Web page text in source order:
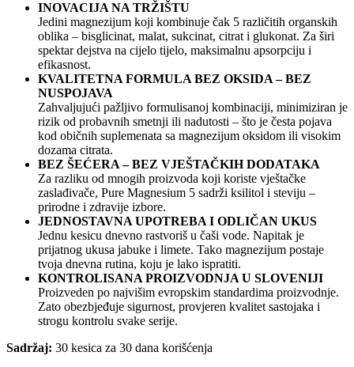
INOVACIJA NA TRŽIŠTU
Jedini magnezijum koji kombinuje čak 5 različitih organskih
oblika – bisglicinat, malat, sukcinat, citrat i glukonat. Za širi
spektar dejstva na cijelo tijelo, maksimalnu apsorpciju i
efikasnost.
KVALITETNA FORMULA BEZ OKSIDA – BEZ
NUSPOJAVA
Zahvaljujući pažljivo formulisanoj kombinaciji, minimiziran je
rizik od probavnih smetnji ili nadutosti – što je česta pojava
kod običnih suplemenata sa magnezijum oksidom ili visokim
dozama citrata.
BEZ ŠEĆERA – BEZ VJEŠTAČKIH DODATAKA
Za razliku od mnogih proizvoda koji koriste vještačke
zaslađivače, Pure Magnesium 5 sadrži ksilitol i steviju –
prirodne i zdravije izbore.
JEDNOSTAVNA UPOTREBA I ODLIČAN UKUS
Jednu kesicu dnevno rastvoriš u čaši vode. Napitak je
prijatnog ukusa jabuke i limete. Tako magnezijum postaje
tvoja dnevna rutina, koju je lako ispratiti.
KONTROLISANA PROIZVODNJA U SLOVENIJI
Proizveden po najvišim evropskim standardima proizvodnje.
Zato obezbjeđuje sigurnost, provjeren kvalitet sastojaka i
strogu kontrolu svake serije.
Sadržaj: 30 kesica za 30 dana korišćenja